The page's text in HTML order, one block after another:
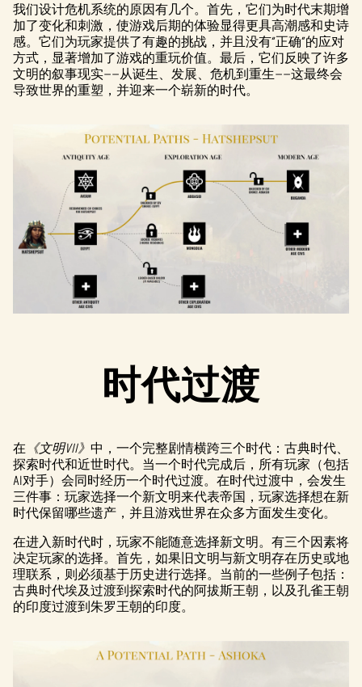
我们设计危机系统的原因有几个。首先，它们为时代末期增
加了变化和刺激，使游戏后期的体验显得更具高潮感和史诗
感。它们为玩家提供了有趣的挑战，并且没有“正确”的应对
方式，显著增加了游戏的重玩价值。最后，它们反映了许多
文明的叙事现实——从诞生、发展、危机到重生——这最终会
导致世界的重塑，并迎来一个崭新的时代。
时代过渡
在 《文明VII》 中，一个完整剧情横跨三个时代：古典时代、
探索时代和近世时代。当一个时代完成后，所有玩家（包括
AI对手）会同时经历一个时代过渡。在时代过渡中，会发生
三件事：玩家选择一个新文明来代表帝国，玩家选择想在新
时代保留哪些遗产，并且游戏世界在众多方面发生变化。
在进入新时代时，玩家不能随意选择新文明。有三个因素将
决定玩家的选择。首先，如果旧文明与新文明存在历史或地
理联系，则必须基于历史进行选择。当前的一些例子包括：
古典时代埃及过渡到探索时代的阿拔斯王朝，以及孔雀王朝
的印度过渡到朱罗王朝的印度。